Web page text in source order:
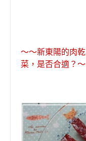
～～新東陽的肉
菜 ， 是否合適？